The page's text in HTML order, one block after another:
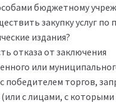
бюджетному
закупку услуг по
издания?
отказа от заключения
или
победителем торгов,
с лицами, с которыми